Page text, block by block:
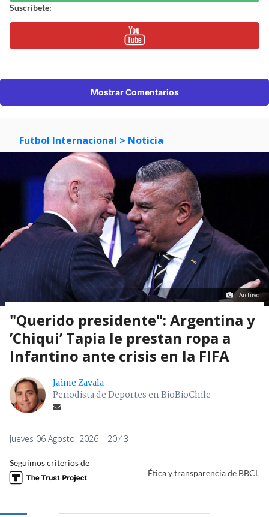
Suscríbete:
Mostrar Comentarios
Futbol Internacional > Noticia
Archivo
"Querido presidente": Argentina y
’Chiqui’ Tapia le prestan ropa a
Infantino ante crisis en la FIFA
Jaime Zavala
Periodista de Deportes en BioBioChile
Jueves 06 Agosto, 2026 | 20:43
Seguimos criterios de
Ética y transparencia de BBCL